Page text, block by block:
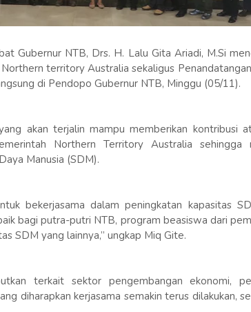
Gubernur NTB, Drs. H. Lalu Gita Ariadi, M.Si
territory Australia sekaligus
di Pendopo Gubernur NTB, Minggu (05/11).
akan terjalin mampu memberikan kontribusi
Northern Territory Australia sehingga
Manusia (SDM).
bekerjasama dalam peningkatan kapasitas
bagi putra-putri NTB, program beasiswa dari
SDM yang lainnya,” ungkap Miq Gite.
terkait sektor pengembangan ekonomi,
diharapkan kerjasama semakin terus dilakukan,